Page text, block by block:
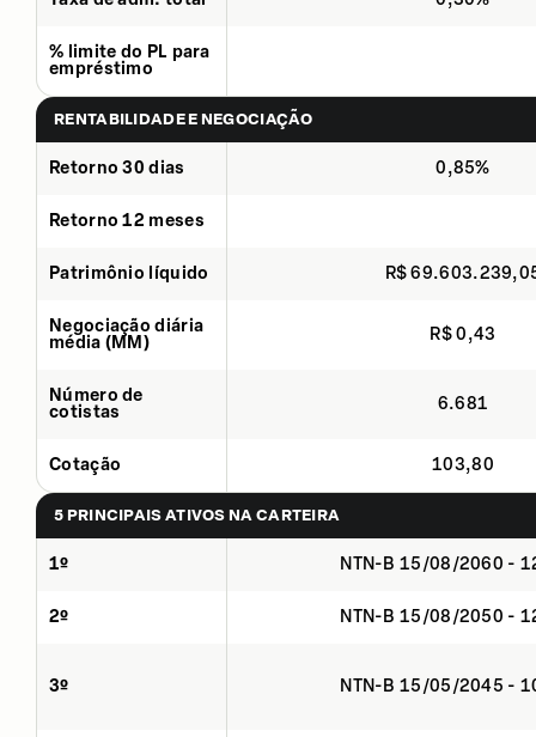
% limite do PL para
empréstimo
RENTABILIDADE E NEGOCIAÇÃO
Retorno 30 dias 0,85%
Retorno 12 meses
Patrimônio líquido R$
Negociação diária
média (MM)
R$ 0,43
Número de
cotistas
6.681
Cotação 103,80
5 PRINCIPAIS ATIVOS NA CARTEIRA
1º NTN-B 15/08/2060 -
2º NTN-B 15/08/2050 -
3º NTN-B 15/05/2045 -